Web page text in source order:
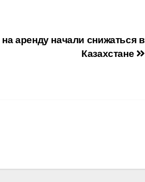
аренду начали снижаться в
Казахстане